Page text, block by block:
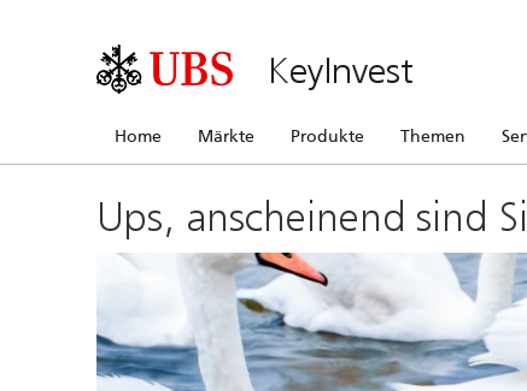
KeyInvest
Home Märkte Produkte Themen
Ups, anscheinend sind